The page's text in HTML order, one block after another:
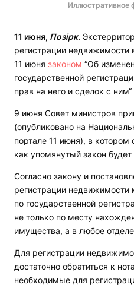
Иллюстративное
11 июня, Позірк.
регистрации недвижимости
11 июня законом “Об
государственной
прав на него и сделок с
9 июня Совет министров
(опубликовано на
портале 11 июня), в котором
как упомянутый закон будет
Согласно закону и
регистрации недвижимости
по государственной
не только по месту
имущества, а в любое
Для регистрации
достаточно обратиться к
необходимые для